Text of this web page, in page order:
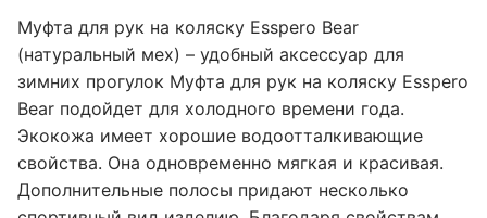
Муфта для рук на коляску Esspero Bear
(натуральный мех) – удобный аксессуар для
зимних прогулок Муфта для рук на коляску Esspero
Bear подойдет для холодного времени года.
Экокожа имеет хорошие водоотталкивающие
свойства. Она одновременно мягкая и красивая.
Дополнительные полосы придают несколько